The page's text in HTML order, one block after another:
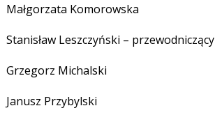
Małgorzata Komorowska
Stanisław Leszczyński – przewodniczący
Grzegorz Michalski
Janusz Przybylski